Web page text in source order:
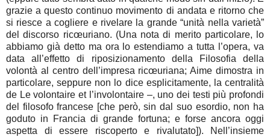
grazie a questo continuo movimento di andata e ritorno che
si riesce a cogliere e rivelare la grande “unità nella varietà”
del discorso ricœuriano. (Una nota di merito particolare, lo
abbiamo già detto ma ora lo estendiamo a tutta l’opera, va
data all’effetto di riposizionamento della Filosofia della
volontà al centro dell’impresa ricœuriana; Aime dimostra in
particolare, seppure non lo dice esplicitamente, la centralità
de Le volontaire et l’involontaire –, uno dei testi più profondi
del filosofo francese [che però, sin dal suo esordio, non ha
goduto in Francia di grande fortuna; e forse ancora oggi
aspetta di essere riscoperto e rivalutato]). Nell’insieme